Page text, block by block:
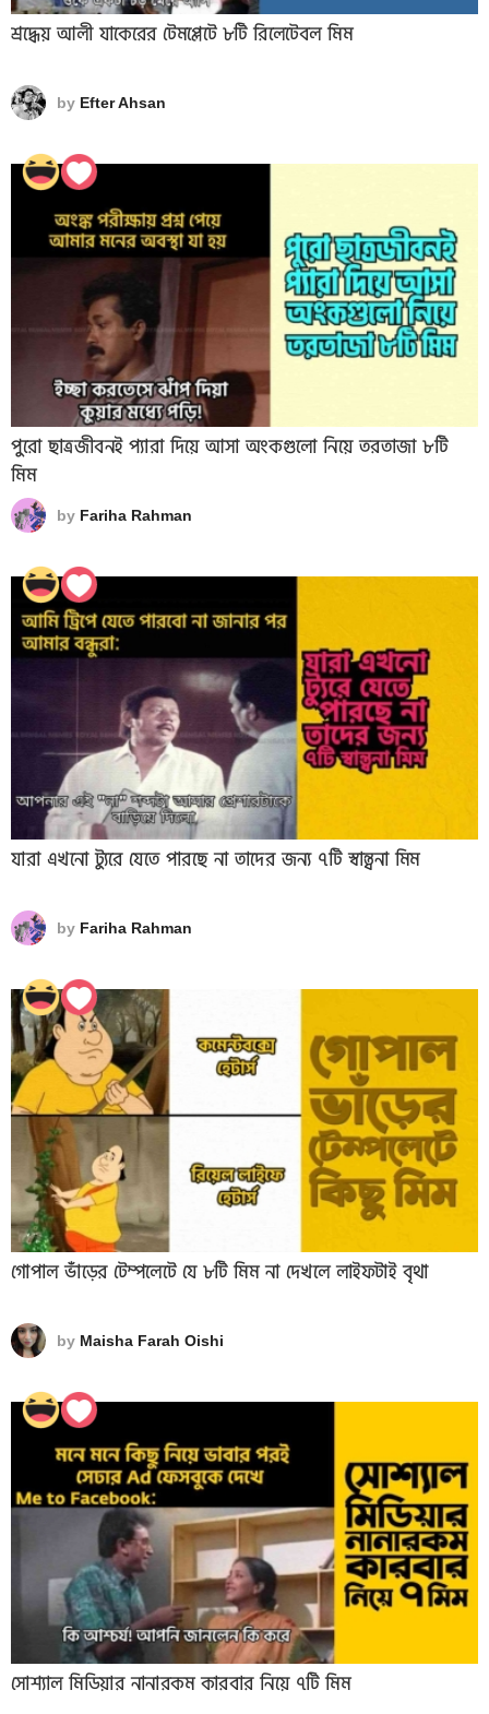
শ্রদ্ধেয় আলী যাকেরের টেমপ্লেটে ৮টি রিলেটেবল মিম
by Efter Ahsan
পুরো ছাত্রজীবনই প্যারা দিয়ে আসা অংকগুলো নিয়ে তরতাজা ৮টি
মিম
by Fariha Rahman
যারা এখনো ট্যুরে যেতে পারছে না তাদের জন্য ৭টি স্বান্ত্বনা মিম
by Fariha Rahman
গোপাল ভাঁড়ের টেম্পলেটে যে ৮টি মিম না দেখলে লাইফটাই বৃথা
by Maisha Farah Oishi
সোশ্যাল মিডিয়ার নানারকম কারবার নিয়ে ৭টি মিম